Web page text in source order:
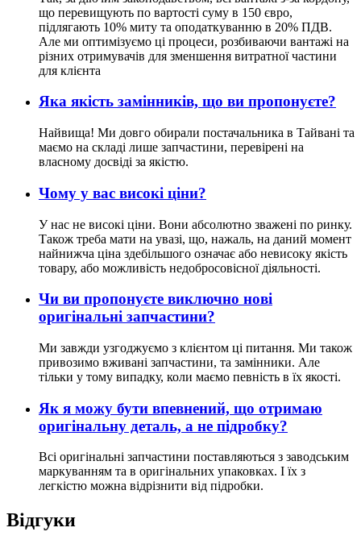
що перевищують по вартості суму в 150 євро,
підлягають 10% миту та оподаткуванню в 20% ПДВ.
Але ми оптимізуємо ці процеси, розбиваючи вантажі на
різних отримувачів для зменшення витратної частини
для клієнта
Яка якість замінників, що ви пропонуєте?
Найвища! Ми довго обирали постачальника в Тайвані та
маємо на складі лише запчастини, перевірені на
власному досвіді за якістю.
Чому у вас високі ціни?
У нас не високі ціни. Вони абсолютно зважені по ринку.
Також треба мати на увазі, що, нажаль, на даний момент
найнижча ціна здебільшого означає або невисоку якість
товару, або можливість недобросовісної діяльності.
Чи ви пропонуєте виключно нові
оригінальні запчастини?
Ми завжди узгоджуємо з клієнтом ці питання. Ми також
привозимо вживані запчастини, та замінники. Але
тільки у тому випадку, коли маємо певність в їх якості.
Як я можу бути впевнений, що отримаю
оригінальну деталь, а не підробку?
Всі оригінальні запчастини поставляються з заводським
маркуванням та в оригінальних упаковках. І їх з
легкістю можна відрізнити від підробки.
Відгуки